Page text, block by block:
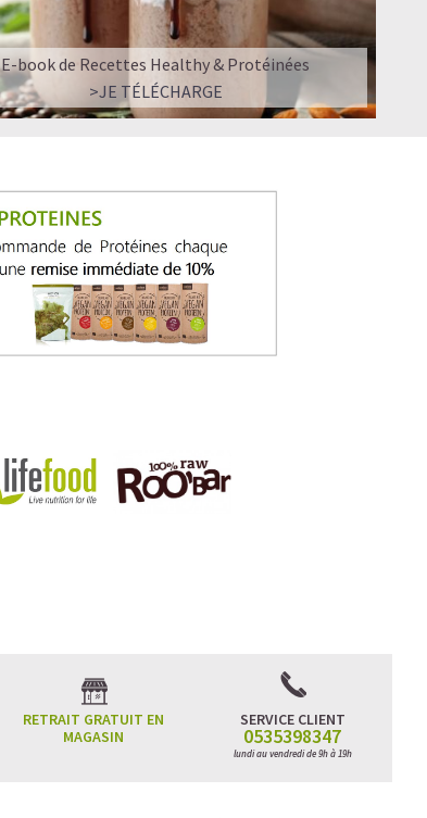
E-book de Recettes Healthy & Protéinées
>JE TÉLÉCHARGE
RETRAIT GRATUIT EN
MAGASIN
SERVICE CLIENT
0535398347
lundi au vendredi de 9h à 19h